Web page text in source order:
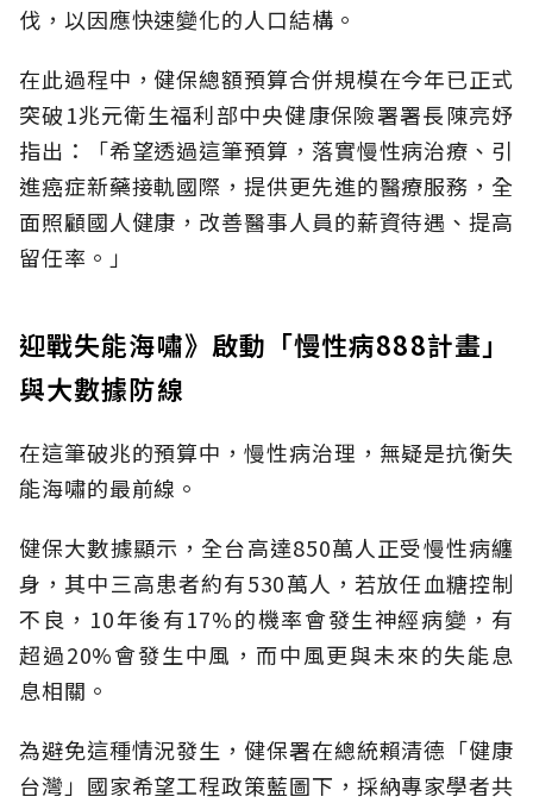
伐，以因應快速變化的人口結構。
在此過程中，健保總額預算合併規模在今年已正式
突破1兆元衛生福利部中央健康保險署署長陳亮妤
指出：「希望透過這筆預算，落實慢性病治療、引
進癌症新藥接軌國際，提供更先進的醫療服務，全
面照顧國人健康，改善醫事人員的薪資待遇、提高
留任率。」
迎戰失能海嘯》啟動「慢性病888計畫」
與大數據防線
在這筆破兆的預算中，慢性病治理，無疑是抗衡失
能海嘯的最前線。
健保大數據顯示，全台高達850萬人正受慢性病纏
身，其中三高患者約有530萬人，若放任血糖控制
不良，10年後有17%的機率會發生神經病變，有
超過20%會發生中風，而中風更與未來的失能息
息相關。
為避免這種情況發生，健保署在總統賴清德「健康
台灣」國家希望工程政策藍圖下，採納專家學者共